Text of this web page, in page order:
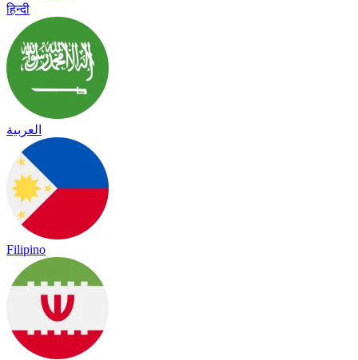
हिन्दी
العربية
Filipino